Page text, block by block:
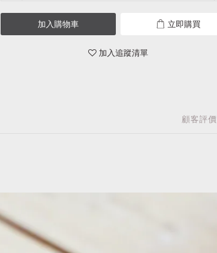
加入購物車 立即購買
加入追蹤清單
顧客評價